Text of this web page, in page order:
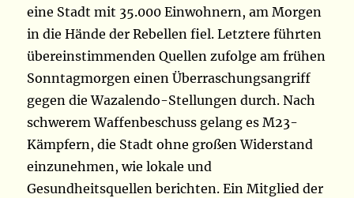
eine Stadt mit 35.000 Einwohnern, am Morgen
in die Hände der Rebellen fiel. Letztere führten
übereinstimmenden Quellen zufolge am frühen
Sonntagmorgen einen Überraschungsangriff
gegen die Wazalendo-Stellungen durch. Nach
schwerem Waffenbeschuss gelang es M23-
Kämpfern, die Stadt ohne großen Widerstand
einzunehmen, wie lokale und
Gesundheitsquellen berichten. Ein Mitglied der